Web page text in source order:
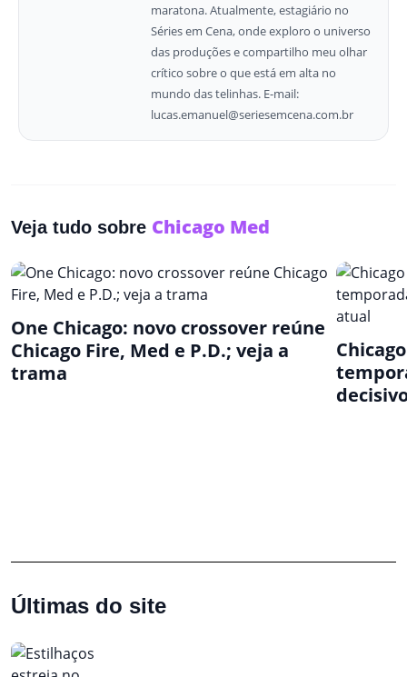
maratona. Atualmente, estagiário no
Séries em Cena, onde exploro o universo
das produções e compartilho meu olhar
crítico sobre o que está em alta no
mundo das telinhas. E-mail:
lucas.emanuel@seriesemcena.com.br
Veja tudo sobre Chicago Med
One Chicago: novo crossover reúne
Chicago Fire, Med e P.D.; veja a
trama
Últimas do site